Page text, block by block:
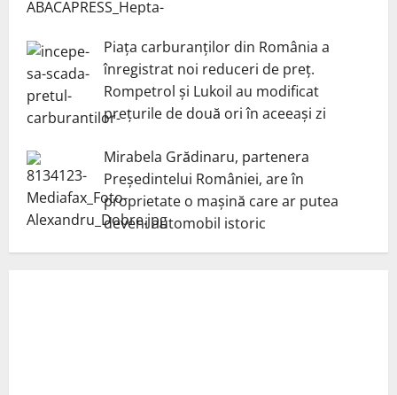
Piața carburanților din România a
înregistrat noi reduceri de preț.
Rompetrol și Lukoil au modificat
prețurile de două ori în aceeași zi
Mirabela Grădinaru, partenera
Președintelui României, are în
proprietate o mașină care ar putea
deveni automobil istoric